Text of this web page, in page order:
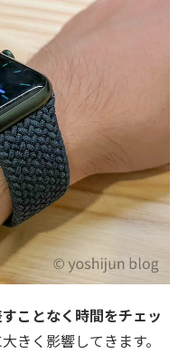
ことなく時間をチェッ
きく影響してきます。